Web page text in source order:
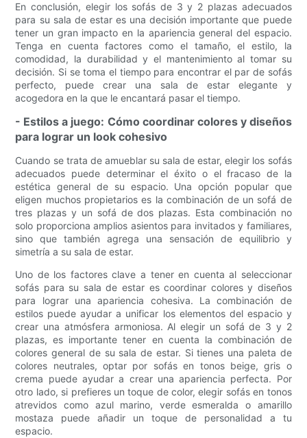
En conclusión, elegir los sofás de 3 y 2 plazas adecuados
para su sala de estar es una decisión importante que puede
tener un gran impacto en la apariencia general del espacio.
Tenga en cuenta factores como el tamaño, el estilo, la
comodidad, la durabilidad y el mantenimiento al tomar su
decisión. Si se toma el tiempo para encontrar el par de sofás
perfecto, puede crear una sala de estar elegante y
acogedora en la que le encantará pasar el tiempo.
- Estilos a juego: Cómo coordinar colores y diseños
para lograr un look cohesivo
Cuando se trata de amueblar su sala de estar, elegir los sofás
adecuados puede determinar el éxito o el fracaso de la
estética general de su espacio. Una opción popular que
eligen muchos propietarios es la combinación de un sofá de
tres plazas y un sofá de dos plazas. Esta combinación no
solo proporciona amplios asientos para invitados y familiares,
sino que también agrega una sensación de equilibrio y
simetría a su sala de estar.
Uno de los factores clave a tener en cuenta al seleccionar
sofás para su sala de estar es coordinar colores y diseños
para lograr una apariencia cohesiva. La combinación de
estilos puede ayudar a unificar los elementos del espacio y
crear una atmósfera armoniosa. Al elegir un sofá de 3 y 2
plazas, es importante tener en cuenta la combinación de
colores general de su sala de estar. Si tienes una paleta de
colores neutrales, optar por sofás en tonos beige, gris o
crema puede ayudar a crear una apariencia perfecta. Por
otro lado, si prefieres un toque de color, elegir sofás en tonos
atrevidos como azul marino, verde esmeralda o amarillo
mostaza puede añadir un toque de personalidad a tu
espacio.